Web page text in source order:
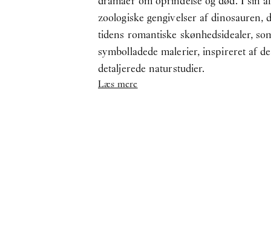
zoologiske gengivelser af
tidens romantiske skønhedsidealer,
symbolladede malerier, inspireret af
detaljerede naturstudier.
Læs mere